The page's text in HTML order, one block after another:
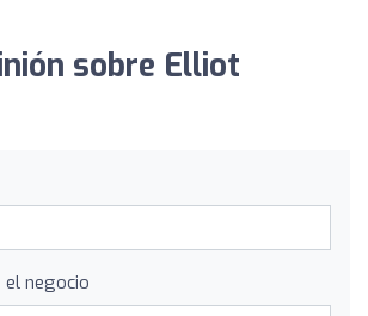
sobre Elliot
el negocio